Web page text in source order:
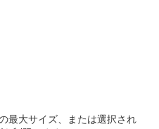
最大サイズ、または選択され